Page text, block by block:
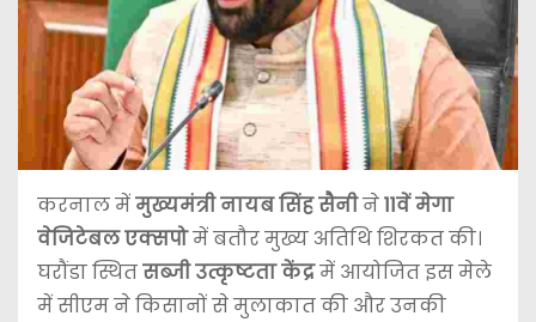
करनाल मेंमुख्यमंत्री नायब सिंह सैनीने11वें मेगा
वेजिटेबल एक्सपोमें बतौर मुख्य अतिथि शिरकत की।
घरौंडा स्थितसब्जी उत्कृष्टता केंद्रमें आयोजित इस मेले
में सीएम ने किसानों से मुलाकात की और उनकी